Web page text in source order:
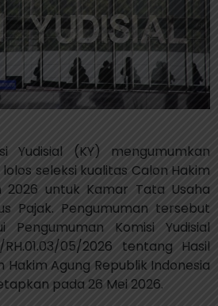
Yudisial (KY) mengumumkan
seleksi kualitas Calon Hakim
2026 untuk Kamar Tata Usaha
Pajak. Pengumuman tersebut
Pengumuman Komisi Yudisial
05/2026 tentang Hasil
Hakim Agung Republik Indonesia
pada 26 Mei 2026.